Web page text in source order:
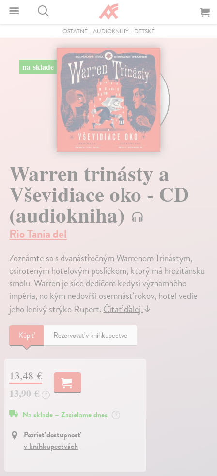
OSTATNÉ - AUDIOKNIHY - DETSKÉ
na sklade
Warren trinásty a
Vševidiace oko - CD
(audiokniha)
Rio Tania del
Zoznámte sa s dvanásťročným Warrenom Trinástym,
osiroteným hotelovým poslíčkom, ktorý má hrozitánsku
smolu. Warren je síce dedičom kedysi významného
impéria, no kým nedovŕši osemnásť rokov, hotel vedie
jeho lenivý strýko Rupert. Čítať ďalej ↓
Kúpiť Rezervovať v kníhkupectve
13,48 €
13,90 €
?
Na sklade – Zasielame dnes ?
Pozrieť dostupnosť
v kníhkupectvách